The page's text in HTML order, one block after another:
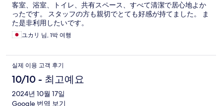
客室、浴室、トイレ、共有スペース、すべて清潔で居心地よか
ったです。 スタッフの方も親切でとても好感が持てました。 ま
た是非利用したいです。
ユカリ 님, 1박 여행
실제 이용 고객 후기
10/10 - 최고예요
2024년 10월 17일
Google 번역 보기